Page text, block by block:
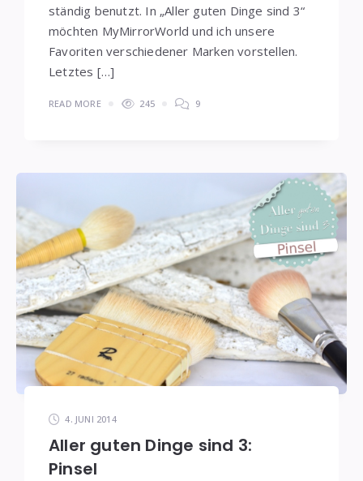
ständig benutzt. In „Aller guten Dinge sind 3“
möchten MyMirrorWorld und ich unsere
Favoriten verschiedener Marken vorstellen.
Letztes […]
READ MORE 245 9
4. JUNI 2014
Aller guten Dinge sind 3:
Pinsel